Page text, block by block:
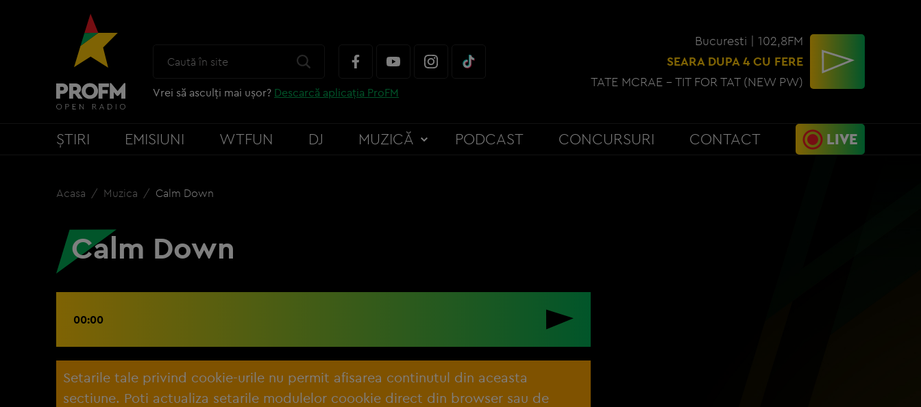
Vrei să asculți mai ușor? Descarcă aplicația ProFM
Bucuresti | 102,8FM
SEARA DUPA 4 CU FERE
TATE MCRAE - TIT FOR TAT (NEW PW)
ȘTIRI EMISIUNI WTFUN DJ MUZICĂ PODCAST CONCURSURI CONTACT LIVE
Acasa Muzica Calm Down
Calm Down
00:00
Setarile tale privind cookie-urile nu permit afisarea continutul din aceasta
sectiune. Poti actualiza setarile modulelor coookie direct din browser sau de